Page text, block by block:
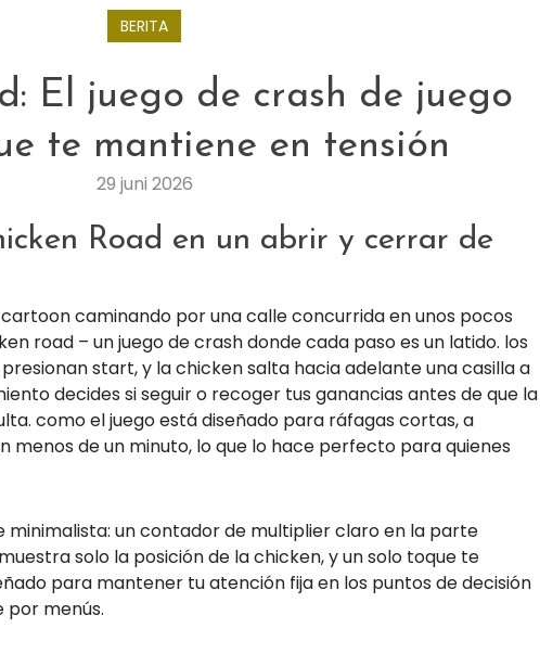
BERITA
El juego de crash de juego
te mantiene en tensión
29 juni 2026
Road en un abrir y cerrar de
caminando por una calle concurrida en unos pocos
road – un juego de crash donde cada paso es un latido. los
start, y la chicken salta hacia adelante una casilla a
decides si seguir o recoger tus ganancias antes de que la
como el juego está diseñado para ráfagas cortas, a
menos de un minuto, lo que lo hace perfecto para quienes
un contador de multiplier claro en la parte
solo la posición de la chicken, y un solo toque te
para mantener tu atención fija en los puntos de decisión
por menús.